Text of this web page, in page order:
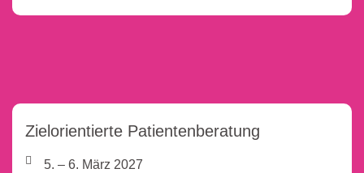
Zielorientierte Patientenberatung
5. – 6. März 2027